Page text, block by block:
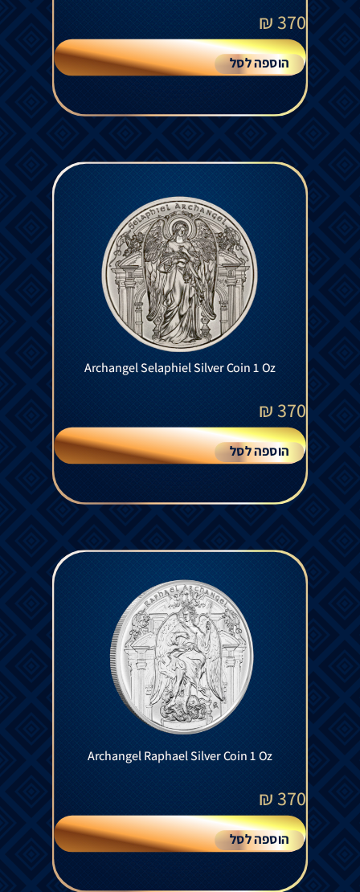
370
₪
הוספה לסל
Archangel Selaphiel Silver Coin 1 Oz
370
₪
הוספה לסל
Archangel Raphael Silver Coin 1 Oz
370
₪
הוספה לסל